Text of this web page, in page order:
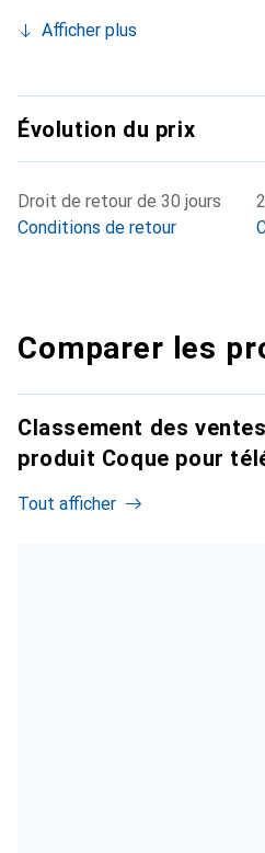
Afficher plus
Évolution du prix
Droit de retour de 30 jours
Conditions de retour
Comparer les
Classement des
produit Coque pour
Tout afficher